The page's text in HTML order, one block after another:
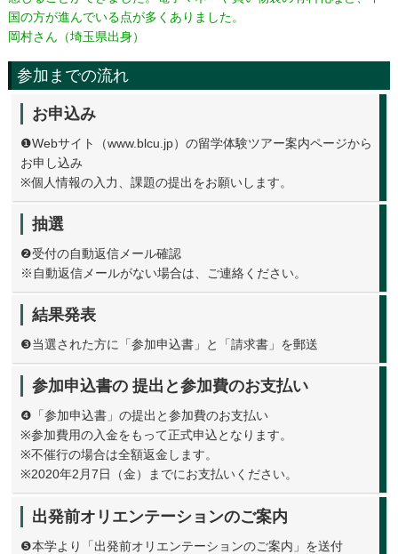
国の方が進んでいる点が多くありました。
岡村さん（埼玉県出身）
参加までの流れ
お申込み
❶Webサイト（www.blcu.jp）の留学体験ツアー案内ページから
お申し込み
※個人情報の入力、課題の提出をお願いします。
抽選
❷受付の自動返信メール確認
※自動返信メールがない場合は、ご連絡ください。
結果発表
❸当選された方に「参加申込書」と「請求書」を郵送
参加申込書の 提出と参加費のお支払い
❹「参加申込書」の提出と参加費のお支払い
※参加費用の入金をもって正式申込となります。
※不催行の場合は全額返金します。
※2020年2月7日（金）までにお支払いください。
出発前オリエンテーションのご案内
❺本学より「出発前オリエンテーションのご案内」を送付